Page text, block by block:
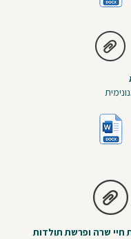
חיי שרה ופרשת תולדות